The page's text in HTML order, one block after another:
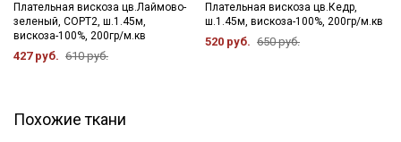
Плательная вискоза цв.Лаймово-
зеленый, СОРТ2, ш.1.45м,
вискоза-100%, 200гр/м.кв
427 руб. 610 руб.
Плательная вискоза цв.Кедр,
ш.1.45м, вискоза-100%, 200гр/м.кв
520 руб. 650 руб.
Похожие ткани